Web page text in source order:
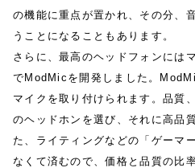
の機能に重点が置かれ、その分、
うことになることもあります。
さらに、最高のヘッドフォンには
でModMicを開発しました。
マイクを取り付けられます。品質
のヘッドホンを選び、それに高品
た、ライティングなどの「ゲーマ
なくて済むので、価格と品質の比